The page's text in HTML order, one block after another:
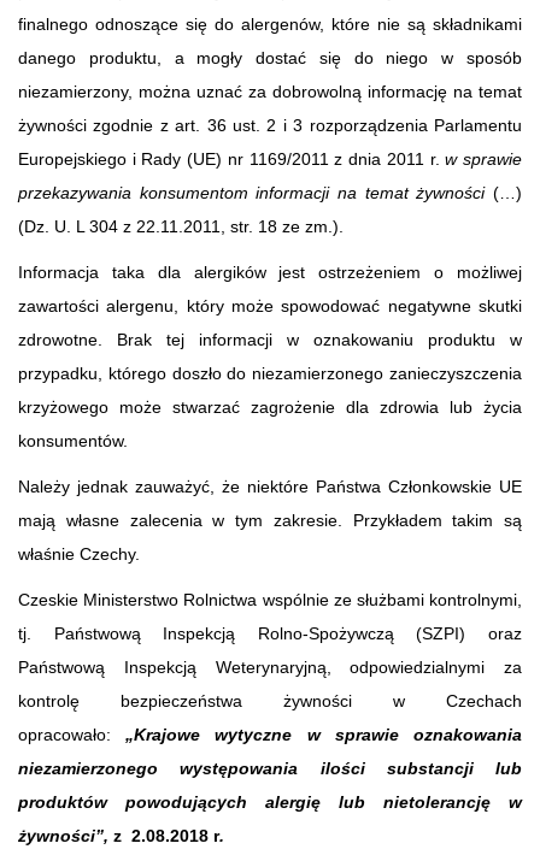
finalnego odnoszące się do alergenów, które nie są składnikami
danego produktu, a mogły dostać się do niego w sposób
niezamierzony, można uznać za dobrowolną informację na temat
żywności zgodnie z art. 36 ust. 2 i 3 rozporządzenia Parlamentu
Europejskiego i Rady (UE) nr 1169/2011 z dnia 2011 r.w sprawie
przekazywania konsumentom informacji na temat żywności(…)
(Dz. U. L 304 z 22.11.2011, str. 18 ze zm.).
Informacja taka dla alergików jest ostrzeżeniem o możliwej
zawartości alergenu, który może spowodować negatywne skutki
zdrowotne. Brak tej informacji w oznakowaniu produktu w
przypadku, którego doszło do niezamierzonego zanieczyszczenia
krzyżowego może stwarzać zagrożenie dla zdrowia lub życia
konsumentów.
Należy jednak zauważyć, że niektóre Państwa Członkowskie UE
mają własne zalecenia w tym zakresie. Przykładem takim są
właśnie Czechy.
Czeskie Ministerstwo Rolnictwa wspólnie ze służbami kontrolnymi,
tj. Państwową Inspekcją Rolno-Spożywczą (SZPI) oraz
Państwową Inspekcją Weterynaryjną, odpowiedzialnymi za
kontrolę bezpieczeństwa żywności w Czechach
opracowało:„Krajowe wytyczne w sprawie oznakowania
niezamierzonego występowania ilości substancji lub
produktów powodujących alergię lub nietolerancję w
żywności”, z 2.08.2018 r.